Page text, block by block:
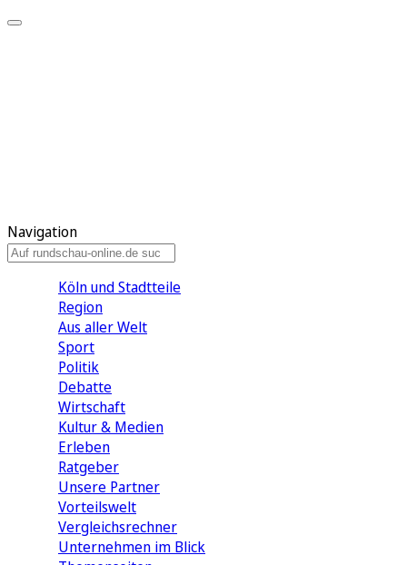
Navigation
Köln und Stadtteile
Region
Aus aller Welt
Sport
Politik
Debatte
Wirtschaft
Kultur & Medien
Erleben
Ratgeber
Unsere Partner
Vorteilswelt
Vergleichsrechner
Unternehmen im Blick